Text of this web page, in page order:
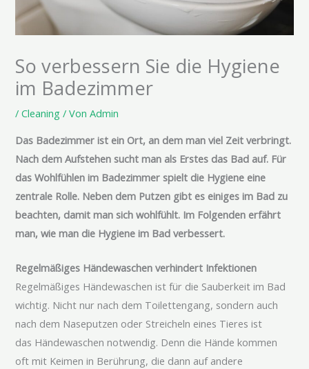
So verbessern Sie die Hygiene
im Badezimmer
/Cleaning / VonAdmin
Das Badezimmer ist ein Ort, an dem man viel Zeit verbringt.
Nach dem Aufstehen sucht man als Erstes das Bad auf. Für
das Wohlfühlen im Badezimmer spielt die Hygiene eine
zentrale Rolle. Neben dem Putzen gibt es einiges im Bad zu
beachten, damit man sich wohlfühlt. Im Folgenden erfährt
man, wie man die Hygiene im Bad verbessert.
Regelmäßiges Händewaschen verhindert Infektionen
Regelmäßiges Händewaschen ist für die Sauberkeit im Bad
wichtig. Nicht nur nach dem Toilettengang, sondern auch
nach dem Naseputzen oder Streicheln eines Tieres ist
das Händewaschen notwendig. Denn die Hände kommen
oft mit Keimen in Berührung, die dann auf andere